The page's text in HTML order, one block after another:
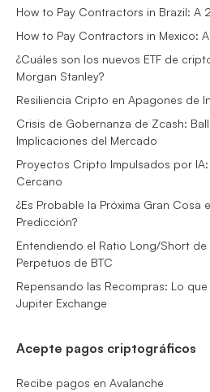
How to Pay Contractors in Brazil: A
How to Pay Contractors in Mexico:
¿Cuáles son los nuevos ETF de
Morgan Stanley?
Resiliencia Cripto en Apagones de
Crisis de Gobernanza de Zcash:
Implicaciones del Mercado
Proyectos Cripto Impulsados por IA:
Cercano
¿Es Probable la Próxima Gran Cosa
Predicción?
Entendiendo el Ratio Long/Short de
Perpetuos de BTC
Repensando las Recompras: Lo
Jupiter Exchange
Acepte pagos criptográficos
Recibe pagos en Avalanche